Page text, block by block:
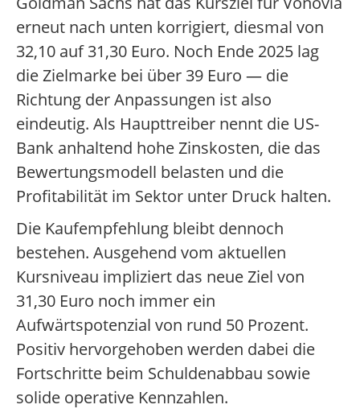
erneut nach unten korrigiert, diesmal von
32,10 auf 31,30 Euro. Noch Ende 2025 lag
die Zielmarke bei über 39 Euro — die
Richtung der Anpassungen ist also
eindeutig. Als Haupttreiber nennt die US-
Bank anhaltend hohe Zinskosten, die das
Bewertungsmodell belasten und die
Profitabilität im Sektor unter Druck halten.
Die Kaufempfehlung bleibt dennoch
bestehen. Ausgehend vom aktuellen
Kursniveau impliziert das neue Ziel von
31,30 Euro noch immer ein
Aufwärtspotenzial von rund 50 Prozent.
Positiv hervorgehoben werden dabei die
Fortschritte beim Schuldenabbau sowie
solide operative Kennzahlen.